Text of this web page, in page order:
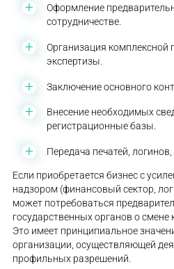
Оформление
сотрудничестве.
Организация комплексной
экспертизы.
Заключение основного
Внесение необходимых
регистрационные базы.
Передача печатей, логинов,
Если приобретается бизнес с
надзором (финансовый сектор,
может потребоваться
государственных органов о смене
Это имеет принципиальное
организации, осуществляющей
профильных разрешений.